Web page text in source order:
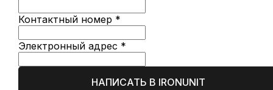
Контактный номер *
Электронный адрес *
НАПИСАТЬ В IRONUNIT